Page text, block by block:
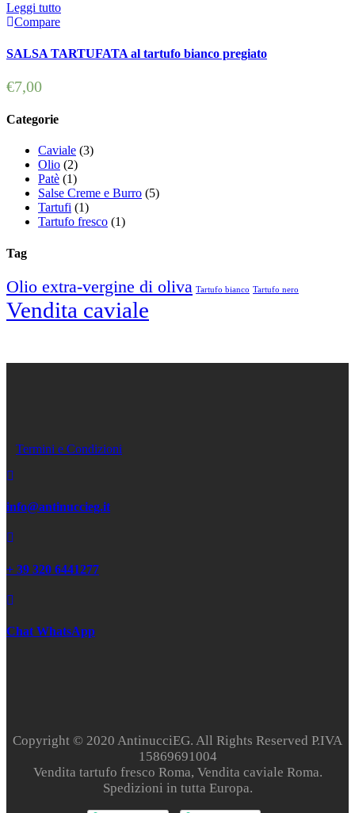
Leggi tutto
Compare
SALSA TARTUFATA al tartufo bianco pregiato
€7,00
Categorie
Caviale (3)
Olio (2)
Patè (1)
Salse Creme e Burro (5)
Tartufi (1)
Tartufo fresco (1)
Tag
Olio extra-vergine di oliva Tartufo bianco Tartufo nero
Vendita caviale
Termini e Condizioni
info@antinuccieg.it
+ 39 320 6441277
Chat WhatsApp
Copyright © 2020 AntinucciEG. All Rights Reserved P.IVA
15869691004
Vendita tartufo fresco Roma, Vendita caviale Roma.
Spedizioni in tutta Europa.